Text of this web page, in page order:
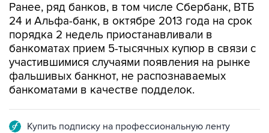
Ранее, ряд банков, в том числе Сбербанк, ВТБ
24 и Альфа-банк, в октябре 2013 года на срок
порядка 2 недель приостанавливали в
банкоматах прием 5-тысячных купюр в связи с
участившимися случаями появления на рынке
фальшивых банкнот, не распознаваемых
банкоматами в качестве подделок.
Купить подписку на профессиональную ленту